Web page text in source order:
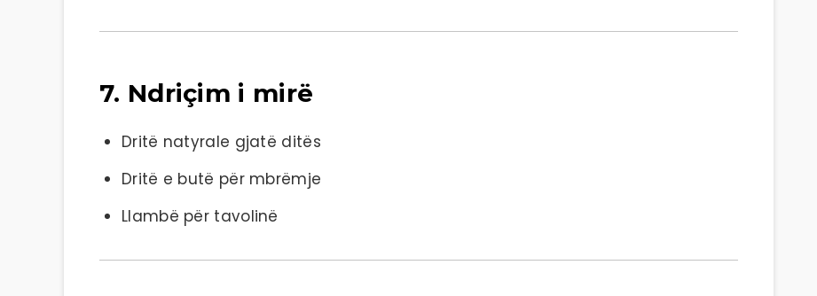
7. Ndriçim i mirë
Dritë natyrale gjatë ditës
Dritë e butë për mbrëmje
Llambë për tavolinë